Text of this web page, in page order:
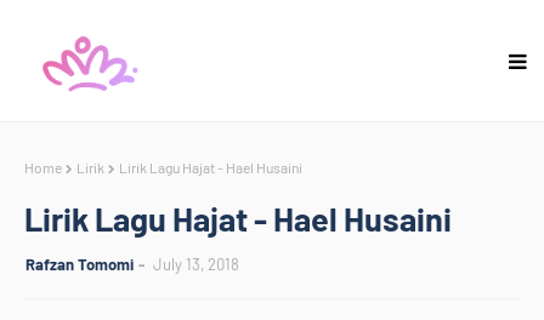
Home Lirik Lirik Lagu Hajat - Hael Husaini
Lirik Lagu Hajat - Hael Husaini
Rafzan Tomomi July 13, 2018